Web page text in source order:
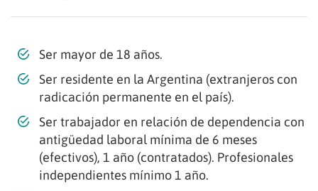
Ser mayor de 18 años.
Ser residente en la Argentina (extranjeros con
radicación permanente en el país).
Ser trabajador en relación de dependencia con
antigüedad laboral mínima de 6 meses
(efectivos), 1 año (contratados). Profesionales
independientes mínimo 1 año.